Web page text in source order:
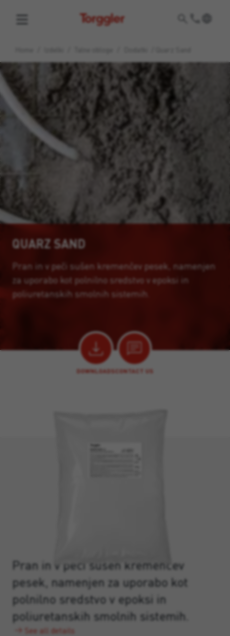
Torggler
QUARZ SAND
Pran in v peči sušen kremenčev pesek, namenjen
za uporabo kot polnilno sredstvo v epoksi in
poliuretanskih smolnih sistemih.
DOWNLOADSCONTACT US
Pran in v peči sušen kremenčev
pesek, namenjen za uporabo kot
polnilno sredstvo v epoksi in
poliuretanskih smolnih sistemih.
See all details